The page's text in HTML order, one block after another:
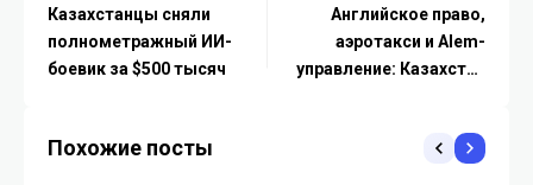
Казахстанцы сняли
полнометражный ИИ-
боевик за $500 тысяч
Английское право,
аэротакси и Alem-
управление: Казахстан
Алатау со специальным
Похожие посты